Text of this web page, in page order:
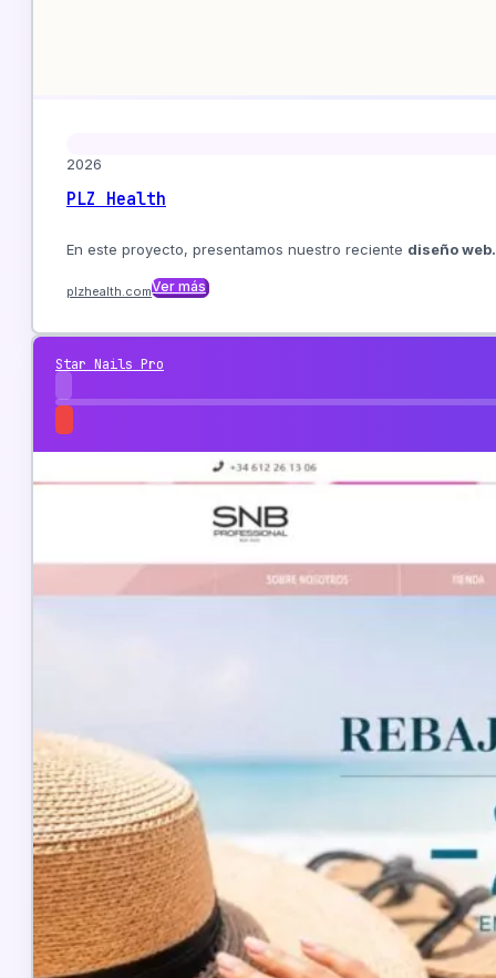
2026
PLZ Health
En este proyecto, presentamos nuestro reciente diseño
plzhealth.comVer más
Star Nails Pro